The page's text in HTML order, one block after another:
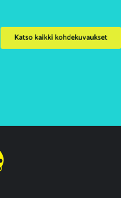
Katso kaikki kohdekuvaukset